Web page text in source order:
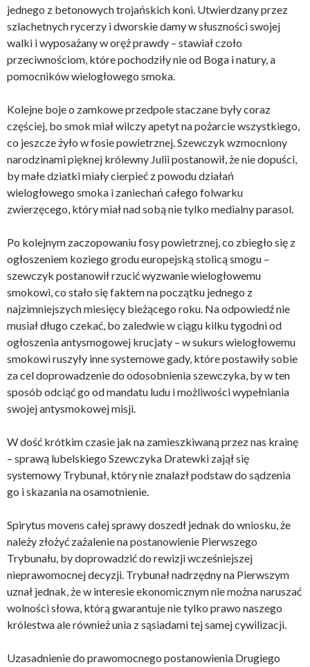
jednego z betonowych trojańskich koni. Utwierdzany przez
szlachetnych rycerzy i dworskie damy w słuszności swojej
walki i wyposażany w oręż prawdy – stawiał czoło
przeciwnościom, które pochodziły nie od Boga i natury, a
pomocników wielogłowego smoka.
Kolejne boje o zamkowe przedpole staczane były coraz
częściej, bo smok miał wilczy apetyt na pożarcie wszystkiego,
co jeszcze żyło w fosie powietrznej. Szewczyk wzmocniony
narodzinami pięknej królewny Julii postanowił, że nie dopuści,
by małe dziatki miały cierpieć z powodu działań
wielogłowego smoka i zaniechań całego folwarku
zwierzęcego, który miał nad sobą nie tylko medialny parasol.
Po kolejnym zaczopowaniu fosy powietrznej, co zbiegło się z
ogłoszeniem koziego grodu europejską stolicą smogu –
szewczyk postanowił rzucić wyzwanie wielogłowemu
smokowi, co stało się faktem na początku jednego z
najzimniejszych miesięcy bieżącego roku. Na odpowiedź nie
musiał długo czekać, bo zaledwie w ciągu kilku tygodni od
ogłoszenia antysmogowej krucjaty – w sukurs wielogłowemu
smokowi ruszyły inne systemowe gady, które postawiły sobie
za cel doprowadzenie do odosobnienia szewczyka, by w ten
sposób odciąć go od mandatu ludu i możliwości wypełniania
swojej antysmokowej misji.
W dość krótkim czasie jak na zamieszkiwaną przez nas krainę
– sprawą lubelskiego Szewczyka Dratewki zajął się
systemowy Trybunał, który nie znalazł podstaw do sądzenia
go i skazania na osamotnienie.
Spirytus movens całej sprawy doszedł jednak do wniosku, że
należy złożyć zażalenie na postanowienie Pierwszego
Trybunału, by doprowadzić do rewizji wcześniejszej
nieprawomocnej decyzji. Trybunał nadrzędny na Pierwszym
uznał jednak, że w interesie ekonomicznym nie można naruszać
wolności słowa, którą gwarantuje nie tylko prawo naszego
królestwa ale również unia z sąsiadami tej samej cywilizacji.
Uzasadnienie do prawomocnego postanowienia Drugiego